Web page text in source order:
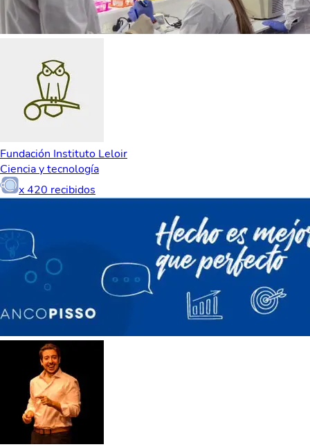
Fundación Instituto Leloir
Ciencia y tecnología
x420 recibidos